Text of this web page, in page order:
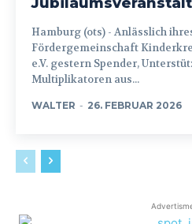
Hamburg (ots) - Anlässlich ihres 50. Jubiläums lud die
Fördergemeinschaft
e.V. gestern Spender,
Multiplikatoren aus...
WALTER - 26. FEBRUAR 2026